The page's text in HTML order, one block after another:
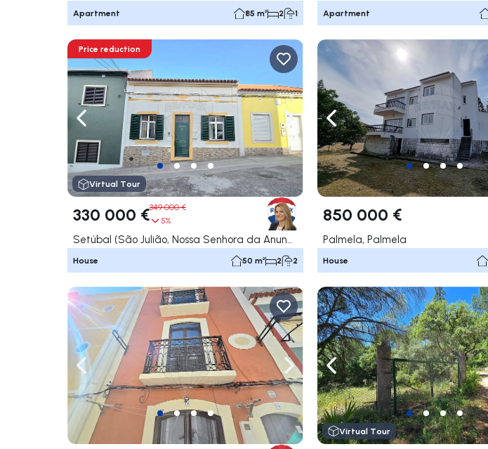
Apartment 85 m² 2 1 Apartment
Navigate left Navigate right
Price reduction
Virtual Tour
330 000 €349 000 €
5%
Setúbal (São Julião, Nossa Senhora da Anunciada e Santa Maria da Graça), Setúbal
House 50 m² 2 2
Navigate left
850 000 €
Palmela, Palmela
House
Navigate left Navigate rightNavigate left
Virtual Tour